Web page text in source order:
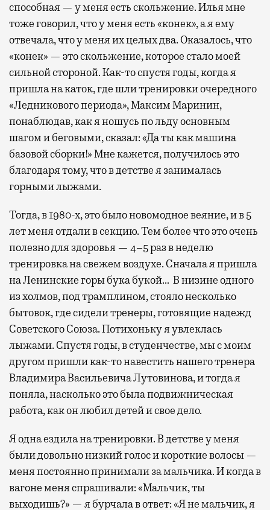
способная — у меня есть скольжение. Илья мне
тоже говорил, что у меня есть «конек», а я ему
отвечала, что у меня их целых два. Оказалось, что
«конек» — это скольжение, которое стало моей
сильной стороной. Как-то спустя годы, когда я
пришла на каток, где шли тренировки очередного
«Ледникового периода», Максим Маринин,
понаблюдав, как я ношусь по льду основным
шагом и беговыми, сказал: «Да ты как машина
базовой сборки!» Мне кажется, получилось это
благодаря тому, что в детстве я занималась
горными лыжами.
Тогда, в 1980-х, это было новомодное веяние, и в 5
лет меня отдали в секцию. Тем более что это очень
полезно для здоровья — 4–5 раз в неделю
тренировка на свежем воздухе. Сначала я пришла
на Ленинские горы бука букой… В низине одного
из холмов, под трамплином, стояло несколько
бытовок, где сидели тренеры, готовящие надежд
Советского Союза. Потихоньку я увлеклась
лыжами. Спустя годы, в студенчестве, мы с моим
другом пришли как-то навестить нашего тренера
Владимира Васильевича Лутовинова, и тогда я
поняла, насколько это была подвижническая
работа, как он любил детей и свое дело.
Я одна ездила на тренировки. В детстве у меня
были довольно низкий голос и короткие волосы —
меня постоянно принимали за мальчика. И когда в
вагоне меня спрашивали: «Мальчик, ты
выходишь?» — я бурчала в ответ: «Я не мальчик, я